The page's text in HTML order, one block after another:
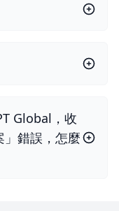
Global，收
錯誤，怎麼